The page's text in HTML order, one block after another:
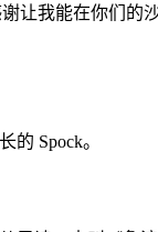
谢让我能在你们的
的 Spock。